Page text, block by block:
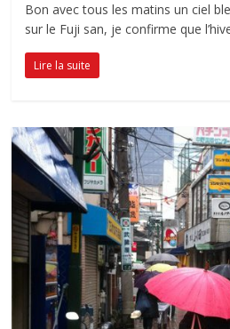
Bon avec tous les matins un ciel
sur le Fuji san, je confirme que
Lire la suite